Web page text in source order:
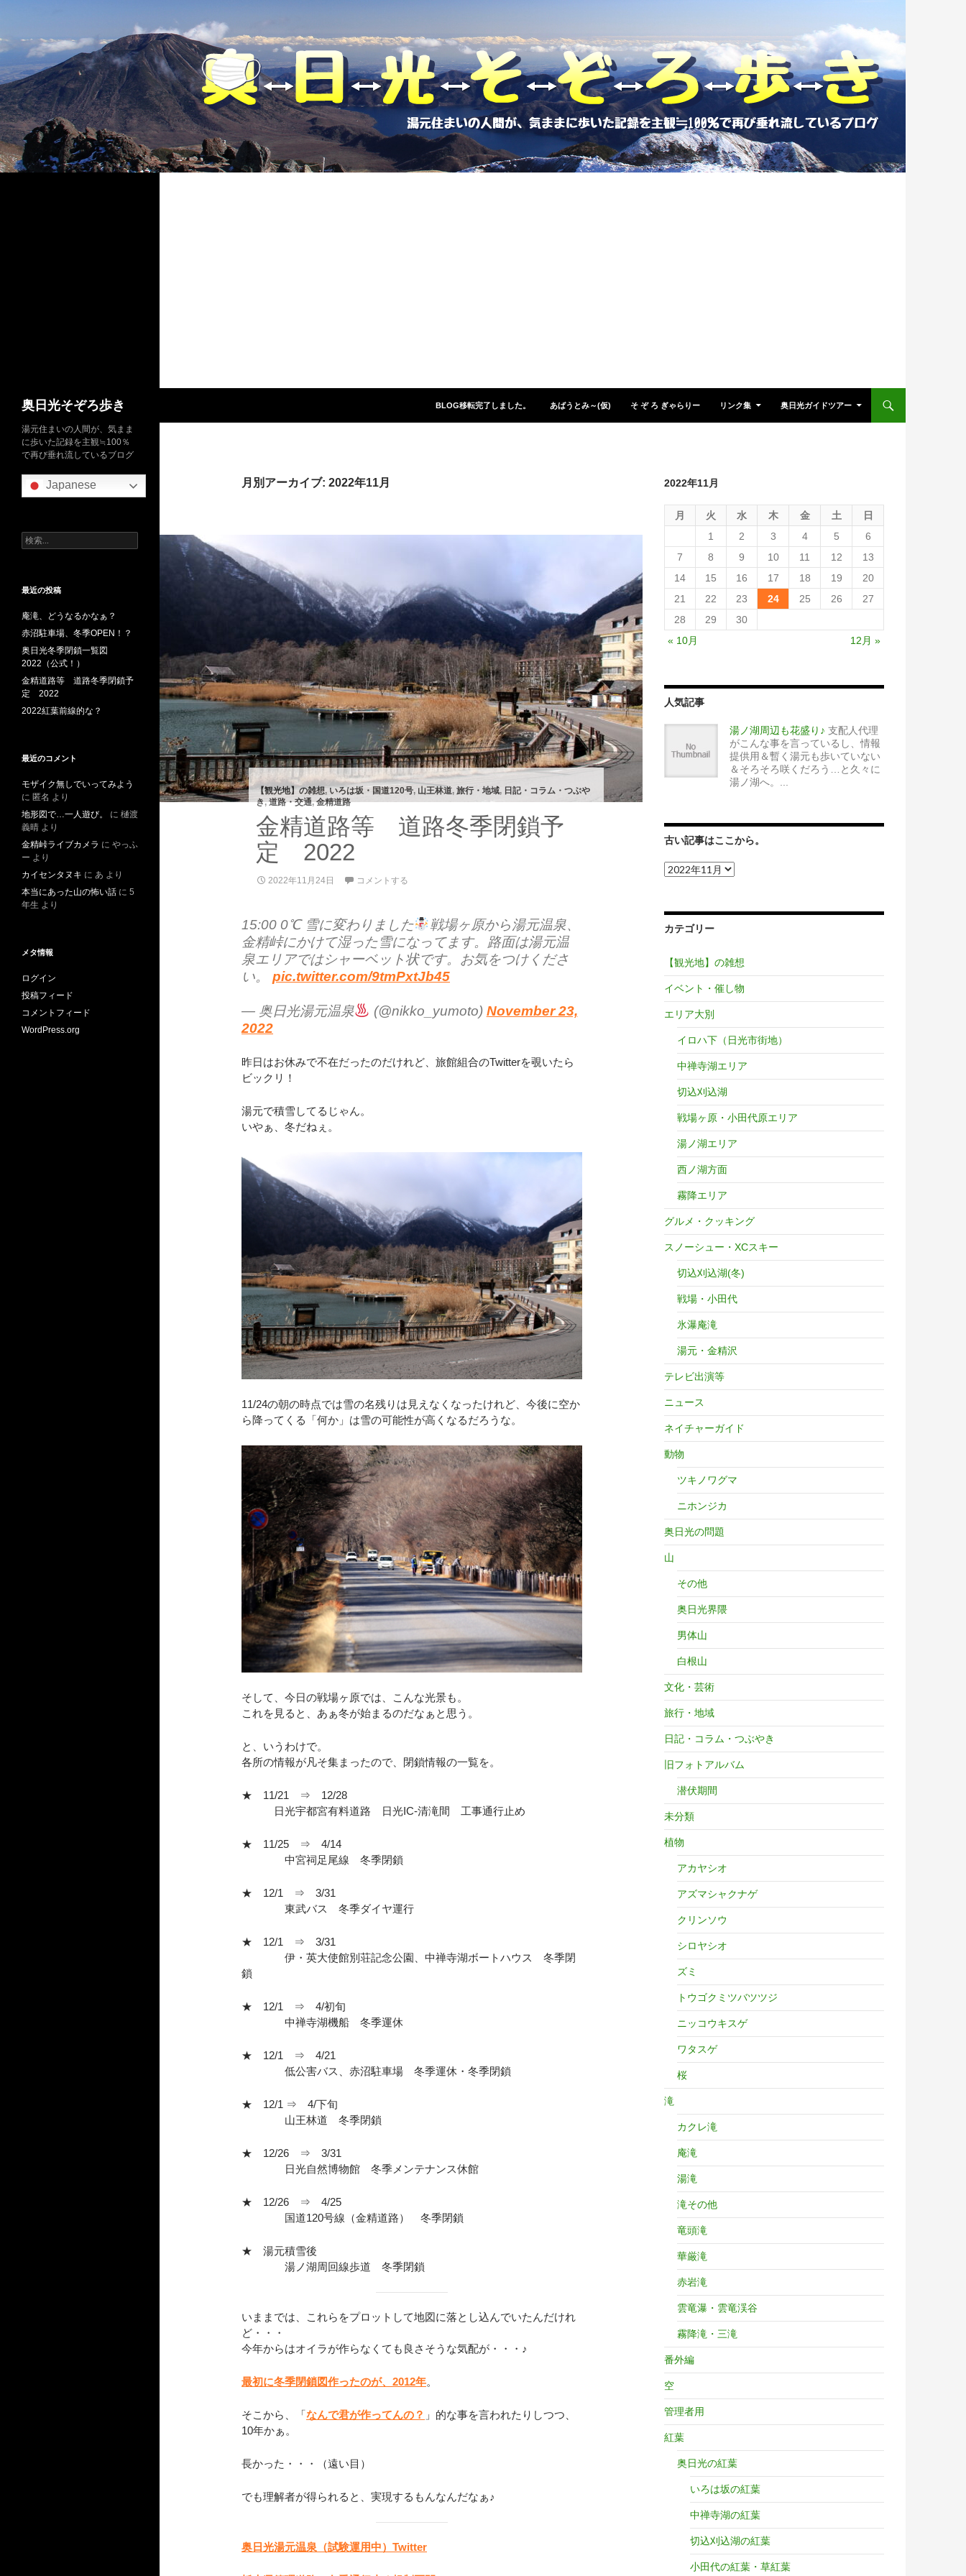
奥日光そぞろ歩き
BLOG移転完了しました。
あばうとみ～(仮) そ ぞ ろ ぎゃらりー リンク集 奥日光ガイドツアー
月別アーカイブ: 2022年11月
【観光地】の雑想, いろは坂・国道120号, 山王林道, 旅行・地域, 日記・コラム・つぶや
き,道路・交通,金精道路
金精道路等 道路冬季閉鎖予
定 2022
2022年11月24日 コメントする
15:00 0℃ 雪に変わりました
戦場ヶ原から湯元温泉、
金精峠にかけて湿った雪になってます。路面は湯元温
泉エリアではシャーベット状です。お気をつけくださ
い。 pic.twitter.com/9tmPxtJb45
— 奥日光湯元温泉 (@nikko_yumoto) November 23,
2022
昨日はお休みで不在だったのだけれど、旅館組合のTwitterを覗いたら
ビックリ！
湯元で積雪してるじゃん。
いやぁ、冬だねぇ。
11/24の朝の時点では雪の名残りは見えなくなったけれど、今後に空か
ら降ってくる「何か」は雪の可能性が高くなるだろうな。
そして、今日の戦場ヶ原では、こんな光景も。
これを見ると、あぁ冬が始まるのだなぁと思う。
と、いうわけで。
各所の情報が凡そ集まったので、閉鎖情報の一覧を。
★ 11/21 ⇒ 12/28
日光宇都宮有料道路 日光IC-清滝間 工事通行止め
★ 11/25 ⇒ 4/14
中宮祠足尾線 冬季閉鎖
★ 12/1 ⇒ 3/31
東武バス 冬季ダイヤ運行
★ 12/1 ⇒ 3/31
伊・英大使館別荘記念公園、中禅寺湖ボートハウス 冬季閉
鎖
★ 12/1 ⇒ 4/初旬
中禅寺湖機船 冬季運休
★ 12/1 ⇒ 4/21
低公害バス、赤沼駐車場 冬季運休・冬季閉鎖
★ 12/1 ⇒ 4/下旬
山王林道 冬季閉鎖
★ 12/26 ⇒ 3/31
日光自然博物館 冬季メンテナンス休館
★ 12/26 ⇒ 4/25
国道120号線（金精道路） 冬季閉鎖
★ 湯元積雪後
湯ノ湖周回線歩道 冬季閉鎖
いままでは、これらをプロットして地図に落とし込んでいたんだけれ
ど・・・
今年からはオイラが作らなくても良さそうな気配が・・・♪
最初に冬季閉鎖図作ったのが、2012年。
そこから、「なんで君が作ってんの？ 」的な事を言われたりしつつ、
10年かぁ。
長かった・・・（遠い目）
でも理解者が得られると、実現するもんなんだなぁ♪
奥日光湯元温泉（試験運用中）Twitter
2022年11月
月 火 水 木 金 土
日
1
2 3 4 5
6
7
8 9 10 11 12
13
14
15 16 17 18 19
20
21
22 23 24 25 26
27
28
29
30
« 10月
12月 »
人気記事
湯ノ湖周辺も花盛り♪ 支配人代理
がこんな事を言っているし、情報
提供用＆暫く湯元も歩いていない
＆そろそろ咲くだろう…と久々に
湯ノ湖へ。...
古い記事はここから。
古
い
こ
か
ら。
カテゴリー
【観光地】の雑想
イベント・催し物
エリア大別
イロハ下（日光市街地）
中禅寺湖エリア
切込刈込湖
戦場ヶ原・小田代原エリア
湯ノ湖エリア
西ノ湖方面
霧降エリア
グルメ・クッキング
スノーシュー・XCスキー
切込刈込湖(冬)
戦場・小田代
氷瀑庵滝
湯元・金精沢
テレビ出演等
ニュース
ネイチャーガイド
動物
ツキノワグマ
ニホンジカ
奥日光の問題
山
その他
奥日光界隈
男体山
白根山
文化・芸術
旅行・地域
日記・コラム・つぶやき
旧フォトアルバム
潜伏期間
未分類
植物
アカヤシオ
アズマシャクナゲ
クリンソウ
シロヤシオ
ズミ
トウゴクミツバツツジ
ニッコウキスゲ
ワタスゲ
桜
滝
カクレ滝
庵滝
湯滝
滝その他
竜頭滝
華厳滝
赤岩滝
雲竜瀑・雲竜渓谷
霧降滝・三滝
番外編
空
管理者用
紅葉
奥日光の紅葉
いろは坂の紅葉
中禅寺湖の紅葉
切込刈込湖の紅葉
小田代の紅葉・草紅葉
湯元住まいの人間が、気まま
に歩いた記録を主観≒100％
で再び垂れ流しているブログ
Japanese
検
索:
最近の投稿
庵滝、どうなるかなぁ？
赤沼駐車場、冬季OPEN！？
奥日光冬季閉鎖一覧図
2022（公式！）
金精道路等 道路冬季閉鎖予
定 2022
2022紅葉前線的な？
最近のコメント
モザイク無しでいってみよう
に 匿名 より
地形図で…一人遊び。
に 樋渡
義晴 より
金精峠ライブカメラ に やっふ
ー より
カイセンタヌキ に あ より
本当にあった山の怖い話 に 5
年生 より
メタ情報
ログイン
投稿フィード
コメントフィード
WordPress.org